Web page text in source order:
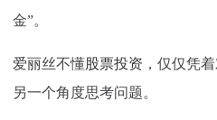
金”。
爱丽丝不懂股票投资 ，仅仅凭
另一个角度思考问题。